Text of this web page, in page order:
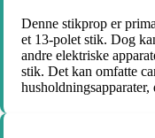
Denne stikprop er
et 13-polet stik. Dog
andre elektriske
stik. Det kan omfatte